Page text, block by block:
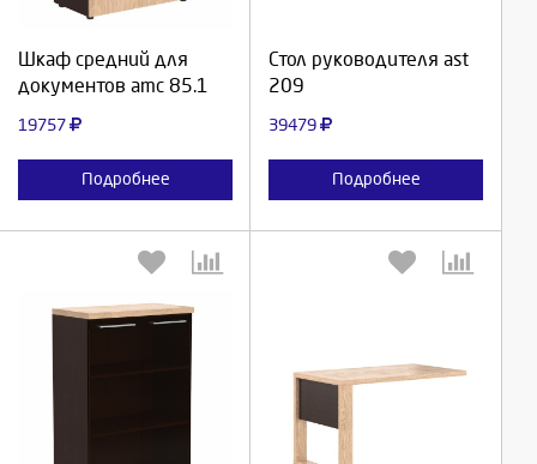
Шкаф средний для
документов amc 85.1
19757
Подробнее
Отмена
Стол руководителя ast
209
39479
Подробнее
Выберите количество: Выберите количество: